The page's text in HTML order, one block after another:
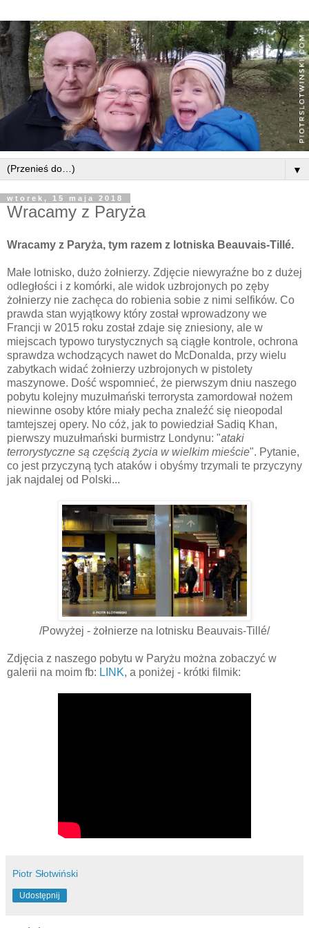
▼
wtorek, 15 maja 2018
Wracamy z Paryża
Wracamy z Paryża, tym razem z lotniska Beauvais-Tillé.
Małe lotnisko, dużo żołnierzy. Zdjęcie niewyraźne bo z dużej
odległości i z komórki, ale widok uzbrojonych po zęby
żołnierzy nie zachęca do robienia sobie z nimi selfików. Co
prawda stan wyjątkowy który został wprowadzony we
Francji w 2015 roku został zdaje się zniesiony, ale w
miejscach typowo turystycznych są ciągłe kontrole, ochrona
sprawdza wchodzących nawet do McDonalda, przy wielu
zabytkach widać żołnierzy uzbrojonych w pistolety
maszynowe. Dość wspomnieć, że pierwszym dniu naszego
pobytu kolejny muzułmański terrorysta zamordował nożem
niewinne osoby które miały pecha znaleźć się nieopodal
tamtejszej opery. No cóż, jak to powiedział Sadiq Khan,
pierwszy muzułmański burmistrz Londynu: "ataki
terrorystyczne są częścią życia w wielkim mieście". Pytanie,
co jest przyczyną tych ataków i obyśmy trzymali te przyczyny
jak najdalej od Polski...
/Powyżej - żołnierze na lotnisku Beauvais-Tillé/
Zdjęcia z naszego pobytu w Paryżu można zobaczyć w
galerii na moim fb: LINK, a poniżej - krótki filmik:
Piotr Słotwiński
Udostępnij